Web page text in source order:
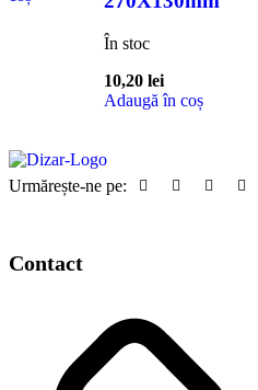
În stoc
10,20 lei
Adaugă în coș
Urmărește-ne pe:
Contact